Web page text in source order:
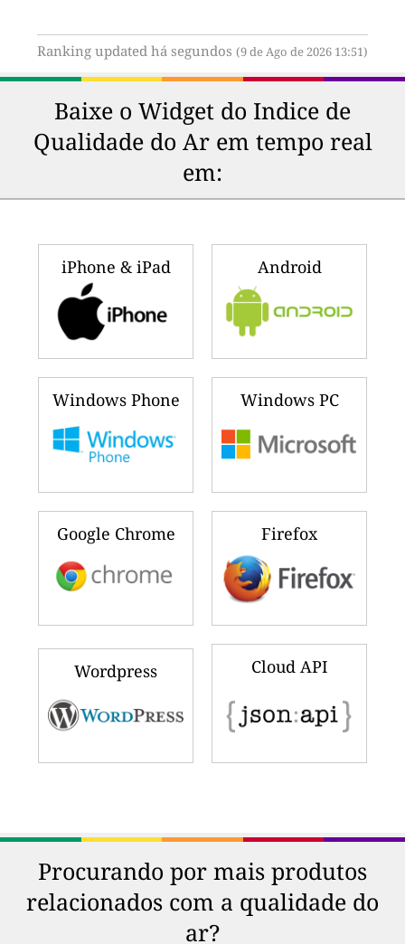
Ranking updated há segundos (9 de Ago de 2026 13:51)
Baixe o Widget do Indice de
Qualidade do Ar em tempo real
em:
iPhone & iPad Android
Windows Phone Windows PC
Google Chrome Firefox
Wordpress Cloud API
Procurando por mais produtos
relacionados com a qualidade do
ar?